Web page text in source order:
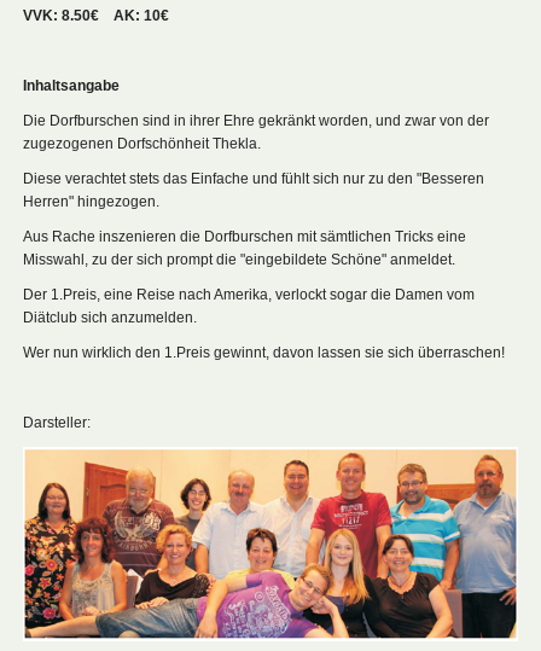
VVK: 8.50€ AK: 10€
Inhaltsangabe
Die Dorfburschen sind in ihrer Ehre gekränkt worden, und zwar von der
zugezogenen Dorfschönheit Thekla.
Diese verachtet stets das Einfache und fühlt sich nur zu den "Besseren
Herren" hingezogen.
Aus Rache inszenieren die Dorfburschen mit sämtlichen Tricks eine
Misswahl, zu der sich prompt die "eingebildete Schöne" anmeldet.
Der 1.Preis, eine Reise nach Amerika, verlockt sogar die Damen vom
Diätclub sich anzumelden.
Wer nun wirklich den 1.Preis gewinnt, davon lassen sie sich überraschen!
Darsteller: